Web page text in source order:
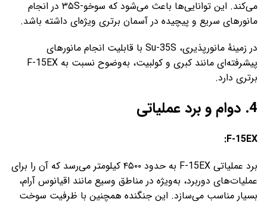
می‌کند. این توانایی‌ها باعث می‌شود که سوخو-۳۵S در انجام
مانورهای سریع و پیچیده در آسمان برتری ویژه‌ای داشته باشد.
در زمینهٔ مانورپذیری، Su-35S با قابلیت انجام مانورهای
پیشرفته‌ای مانند کبری و کولبیت، به‌وضوح نسبت به F-15EX
برتری دارد.
4. دوام و برد عملیاتی
F-15EX:
برد عملیاتی F-15EX به حدود ۴۵۰۰ کیلومتر می‌رسد که آن را برای
عملیات‌های دوربرد، به‌ویژه در مناطق وسیع مانند اقیانوس آرام،
بسیار مناسب می‌سازد. این جنگنده همچنین با ظرفیت سوخت